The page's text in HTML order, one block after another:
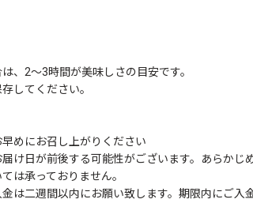
、2～3時間が美味しさの目安です。
してください。
めにお召し上がりください
け日が前後する可能性がございます。あらかじ
は承っておりません。
は二週間以内にお願い致します。期限内にご入